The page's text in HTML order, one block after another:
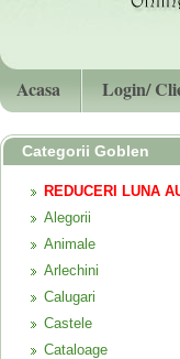
Acasa Login/
Categorii Goblen
REDUCERI LUNA
Alegorii
Animale
Arlechini
Calugari
Castele
Cataloage